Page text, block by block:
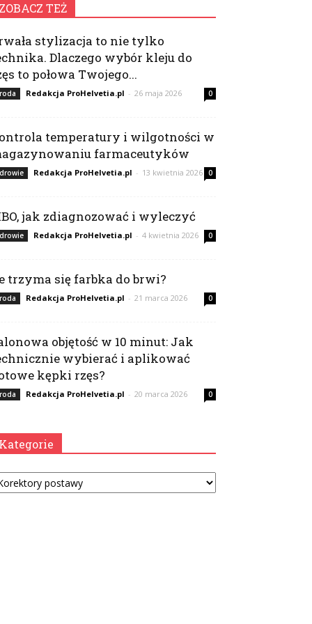
ZOBACZ TEŻ
stylizacja to nie tylko
Dlaczego wybór kleju do
to połowa Twojego...
Redakcja ProHelvetia.pl - 26 maja 2026 0
temperatury i wilgotności w
farmaceutyków
Redakcja ProHelvetia.pl - 13 kwietnia 2026 0
jak zdiagnozować i wyleczyć
Redakcja ProHelvetia.pl - 4 kwietnia 2026 0
trzyma się farbka do brwi?
Redakcja ProHelvetia.pl - 21 marca 2026 0
objętość w 10 minut: Jak
wybierać i aplikować
kępki rzęs?
Redakcja ProHelvetia.pl - 20 marca 2026 0
Kategorie